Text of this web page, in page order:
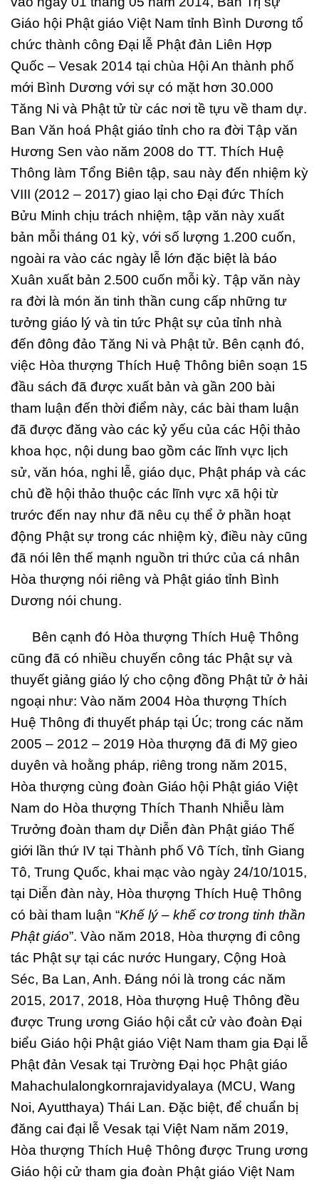
Giáo hội Phật giáo Việt Nam tỉnh Bình Dương tổ
chức thành công Đại lễ Phật đản Liên Hợp
Quốc – Vesak 2014 tại chùa Hội An thành phố
mới Bình Dương với sự có mặt hơn 30.000
Tăng Ni và Phật tử từ các nơi tề tựu về tham dự.
Ban Văn hoá Phật giáo tỉnh cho ra đời Tập văn
Hương Sen vào năm 2008 do TT. Thích Huệ
Thông làm Tổng Biên tập, sau này đến nhiệm kỳ
VIII (2012 – 2017) giao lại cho Đại đức Thích
Bửu Minh chịu trách nhiệm, tập văn này xuất
bản mỗi tháng 01 kỳ, với số lượng 1.200 cuốn,
ngoài ra vào các ngày lễ lớn đặc biệt là báo
Xuân xuất bản 2.500 cuốn mỗi kỳ. Tập văn này
ra đời là món ăn tinh thần cung cấp những tư
tưởng giáo lý và tin tức Phật sự của tỉnh nhà
đến đông đảo Tăng Ni và Phật tử. Bên cạnh đó,
việc Hòa thượng Thích Huệ Thông biên soạn 15
đầu sách đã được xuất bản và gần 200 bài
tham luận đến thời điểm này, các bài tham luận
đã được đăng vào các kỷ yếu của các Hội thảo
khoa học, nội dung bao gồm các lĩnh vực lịch
sử, văn hóa, nghi lễ, giáo dục, Phật pháp và các
chủ đề hội thảo thuộc các lĩnh vực xã hội từ
trước đến nay như đã nêu cụ thể ở phần hoạt
động Phật sự trong các nhiệm kỳ, điều này cũng
đã nói lên thế mạnh nguồn tri thức của cá nhân
Hòa thượng nói riêng và Phật giáo tỉnh Bình
Dương nói chung.
Bên cạnh đó Hòa thượng Thích Huệ Thông
cũng đã có nhiều chuyến công tác Phật sự và
thuyết giảng giáo lý cho cộng đồng Phật tử ở hải
ngoại như: Vào năm 2004 Hòa thượng Thích
Huệ Thông đi thuyết pháp tại Úc; trong các năm
2005 – 2012 – 2019 Hòa thượng đã đi Mỹ gieo
duyên và hoằng pháp, riêng trong năm 2015,
Hòa thượng cùng đoàn Giáo hội Phật giáo Việt
Nam do Hòa thượng Thích Thanh Nhiễu làm
Trưởng đoàn tham dự Diễn đàn Phật giáo Thế
giới lần thứ IV tại Thành phố Vô Tích, tỉnh Giang
Tô, Trung Quốc, khai mạc vào ngày 24/10/1015,
tại Diễn đàn này, Hòa thượng Thích Huệ Thông
có bài tham luận “Khế lý – khế cơ trong tinh thần
Phật giáo”. Vào năm 2018, Hòa thượng đi công
tác Phật sự tại các nước Hungary, Cộng Hoà
Séc, Ba Lan, Anh. Đáng nói là trong các năm
2015, 2017, 2018, Hòa thượng Huệ Thông đều
được Trung ương Giáo hội cắt cử vào đoàn Đại
biểu Giáo hội Phật giáo Việt Nam tham gia Đại lễ
Phật đản Vesak tại Trường Đại học Phật giáo
Mahachulalongkornrajavidyalaya (MCU, Wang
Noi, Ayutthaya) Thái Lan. Đặc biệt, để chuẩn bị
đăng cai đại lễ Vesak tại Việt Nam năm 2019,
Hòa thượng Thích Huệ Thông được Trung ương
Giáo hội cử tham gia đoàn Phật giáo Việt Nam